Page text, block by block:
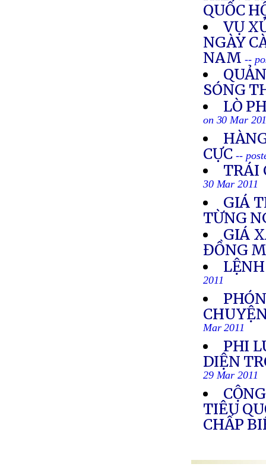
QUỐC
VỤ
NGÀY
NAM--
SÓNG
LÒ
on 30 Mar
CỰC--
TRÁI
30 Mar 2011
GIÁ
TỪNG
GIÁ
ĐỒNG
2011
Mar 2011
PHI
DIỆN
29 Mar 2011
TIÊU
CHẤP